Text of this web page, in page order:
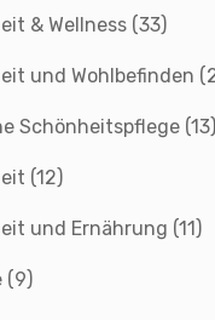
& Wellness (33)
und Wohlbefinden
Schönheitspflege (13)
(12)
und Ernährung (11)
(9)